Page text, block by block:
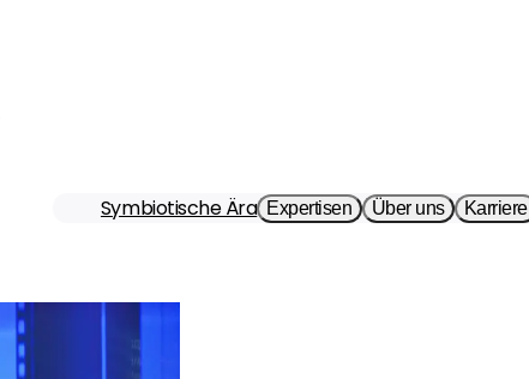
Symbiotische Ära Expertisen Über uns Karriere